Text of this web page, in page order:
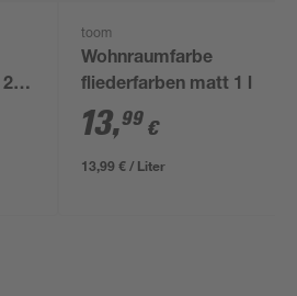
toom
Wohnraumfarbe
fliederfarben matt 1 l
13,99 €
13,99 € / Liter